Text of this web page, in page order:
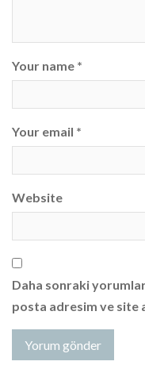
Your name *
Your email *
Website
Daha sonraki
posta adresim ve site